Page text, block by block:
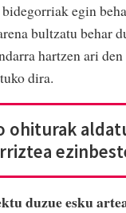
egin
bultzatubehar
hartzen ari
dira.
ohiturak
duzue esku